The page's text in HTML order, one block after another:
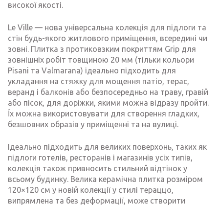
високої якості.
Le Ville — нова універсальна колекція для підлоги та
стін будь-якого житлового приміщення, всередині чи
зовні. Плитка з протиковзким покриттям Grip для
зовнішніх робіт товщиною 20 мм (тільки кольори
Pisani та Valmarana) ідеально підходить для
укладання на стяжку для мощення патіо, терас,
веранд і балконів або безпосередньо на траву, гравій
або пісок, для доріжки, якими можна відразу пройти.
Їх можна використовувати для створення гладких,
безшовних образів у приміщенні та на вулиці.
Ідеально підходить для великих поверхонь, таких як
підлоги готелів, ресторанів і магазинів усіх типів,
колекція також привносить стильний відтінок у
всьому будинку. Велика керамічна плитка розміром
120×120 см у новій колекції у стилі тераццо,
випрямлена та без деформації, може створити